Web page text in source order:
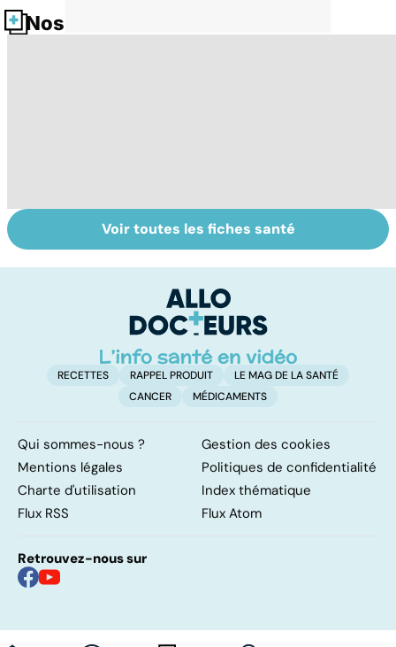
Nos fiches santé
Tout savoir sur
les infections
Inflammation des
amygdales : que
d'angine ?
Voir toutes les fiches santé
RECETTES RAPPEL PRODUIT
LE MAG DE LA SANTÉ
CANCER
MÉDICAMENTS
Qui sommes-nous ?
Gestion des cookies
Mentions légales
Politiques de confidentialité
Charte d'utilisation
Index thématique
Flux RSS
Flux Atom
Retrouvez-nous sur